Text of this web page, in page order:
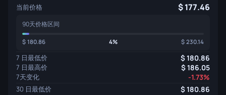
当前价格 177.46
90天价格区间
180.86 4% 230.14
7 日最低价 180.86
7 日最高价 186.05
7天变化 -1.73%
30 日最低价 180.86